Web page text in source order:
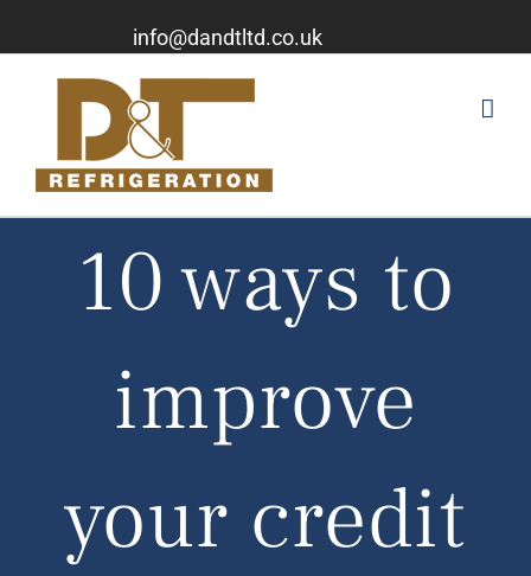
info@dandtltd.co.uk
10 ways to
improve
your credit